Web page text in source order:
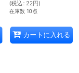
(税込 : 22円)
在庫数 10点
カートに入れる